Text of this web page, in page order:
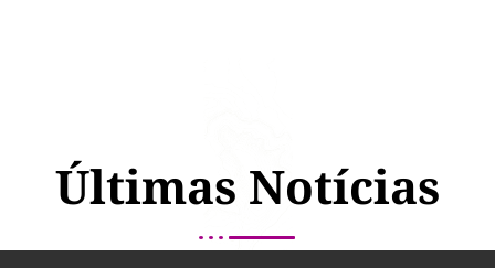
Últimas Notícias